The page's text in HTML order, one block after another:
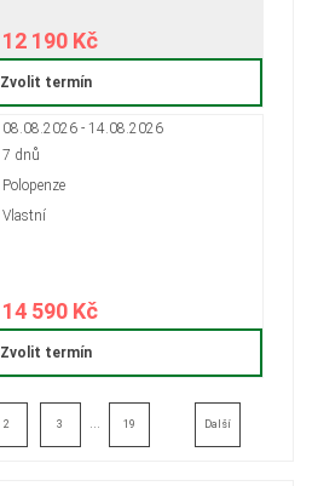
12 190 Kč
Zvolit termín
08.08.2026 - 14.08.2026
7 dnů
Polopenze
Vlastní
14 590 Kč
Zvolit termín
2 3 ... 19 Další